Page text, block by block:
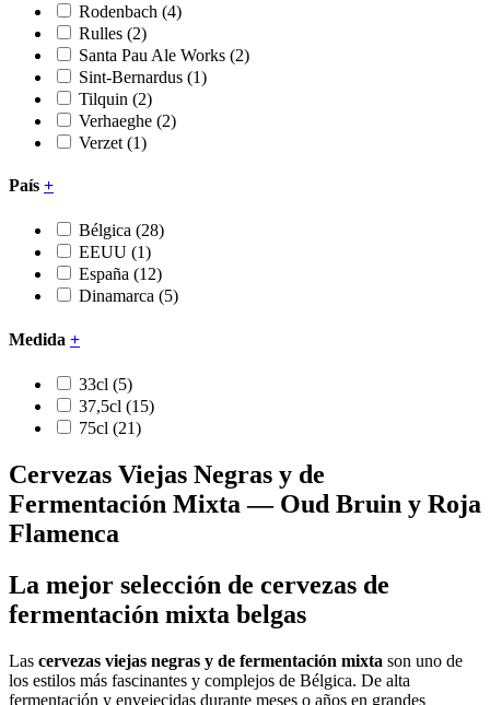
Rodenbach (4)
Rulles (2)
Santa Pau Ale Works (2)
Sint-Bernardus (1)
Tilquin (2)
Verhaeghe (2)
Verzet (1)
País +
Bélgica (28)
EEUU (1)
España (12)
Dinamarca (5)
Medida +
33cl (5)
37,5cl (15)
75cl (21)
Cervezas Viejas Negras y de
Fermentación Mixta — Oud Bruin y Roja
Flamenca
La mejor selección de cervezas de
fermentación mixta belgas
Las cervezas viejas negras y de fermentación mixta son uno de
los estilos más fascinantes y complejos de Bélgica. De alta
fermentación y envejecidas durante meses o años en grandes